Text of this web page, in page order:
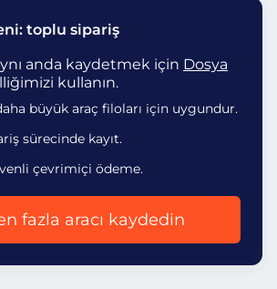
toplu sipariş
anda kaydetmek için Dosya
kullanın.
büyük araç filoları için uygundur.
sürecinde kayıt.
çevrimiçi ödeme.
fazla aracı kaydedin